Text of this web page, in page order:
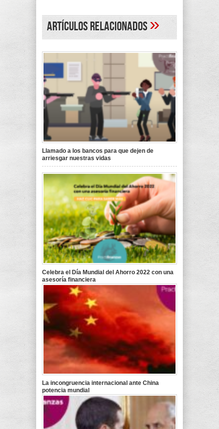
Artículos Relacionados»
Llamado a los bancos para que dejen de
arriesgar nuestras vidas
Celebra el Día Mundial del Ahorro 2022 con una
asesoría financiera
La incongruencia internacional ante China
potencia mundial